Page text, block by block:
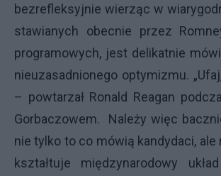
bezrefleksyjnie wierząc w
stawianych obecnie przez
programowych, jest delikatnie
nieuzasadnionego optymizmu.
– powtarzał Ronald Reagan
Gorbaczowem. Należy więc
nie tylko to co mówią kandydaci, ale
kształtuje międzynarodowy